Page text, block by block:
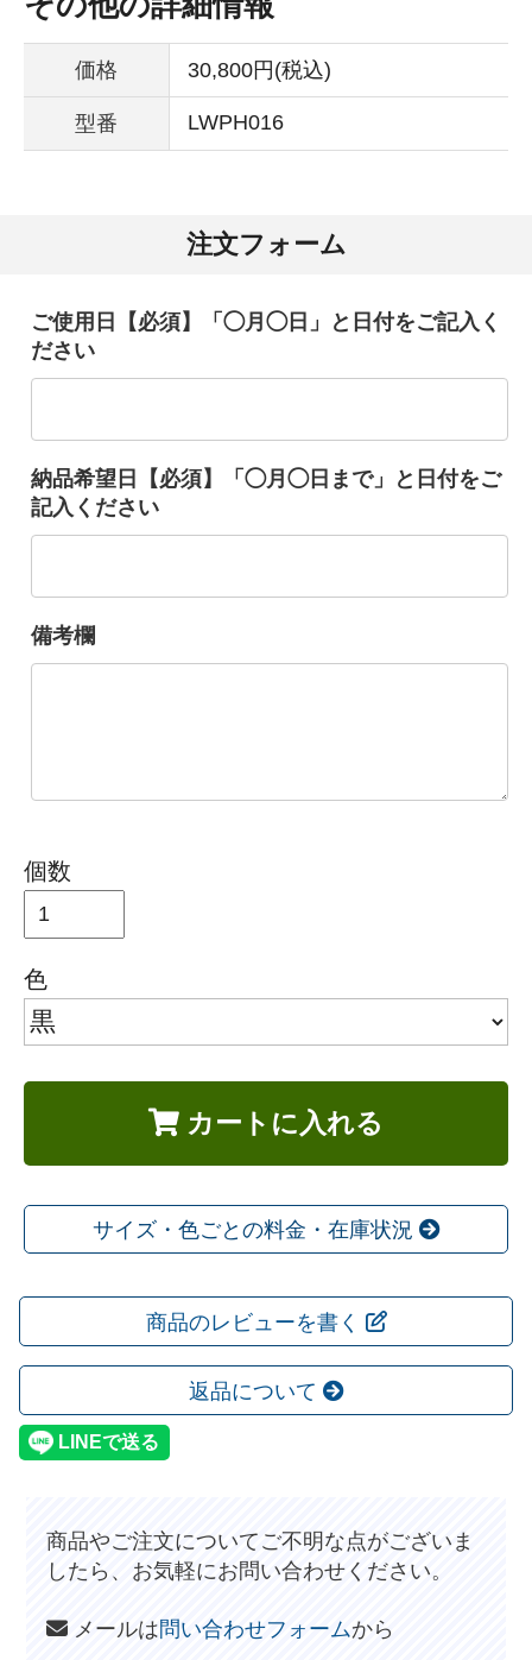
価格 30,800円(税込)
型番 LWPH016
注文フォーム
ご使用日【必須】「◯月◯日」と日付をご記入く
ださい
納品希望日【必須】「◯月◯日まで」と日付をご
記入ください
備考欄
個数
色
カートに入れる
サイズ・色ごとの料金・在庫状況
商品のレビューを書く
返品について
商品やご注文についてご不明な点がございま
したら、お気軽にお問い合わせください。
メールは問い合わせフォームから